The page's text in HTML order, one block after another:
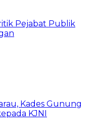
Pejabat Publik
Kades Gunung
KJNI